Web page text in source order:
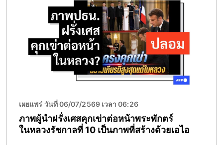
เผยแพร่ วันที่ 06/07/2569 เวลา 06:26
ภาพผู้นำฝรั่งเศสคุกเข่าต่อหน้าพระพักตร์
ในหลวงรัชกาลที่ 10 เป็นภาพที่สร้างด้วยเอไอ